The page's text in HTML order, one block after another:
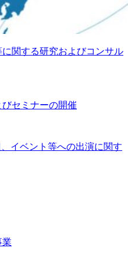
関する研究およびコンサル
セミナーの開催
イベント等への出演に関す
業